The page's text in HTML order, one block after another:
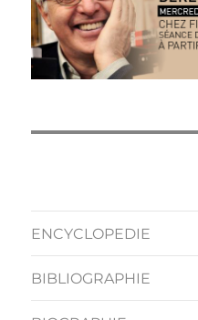
ENCYCLOPEDIE
BIBLIOGRAPHIE